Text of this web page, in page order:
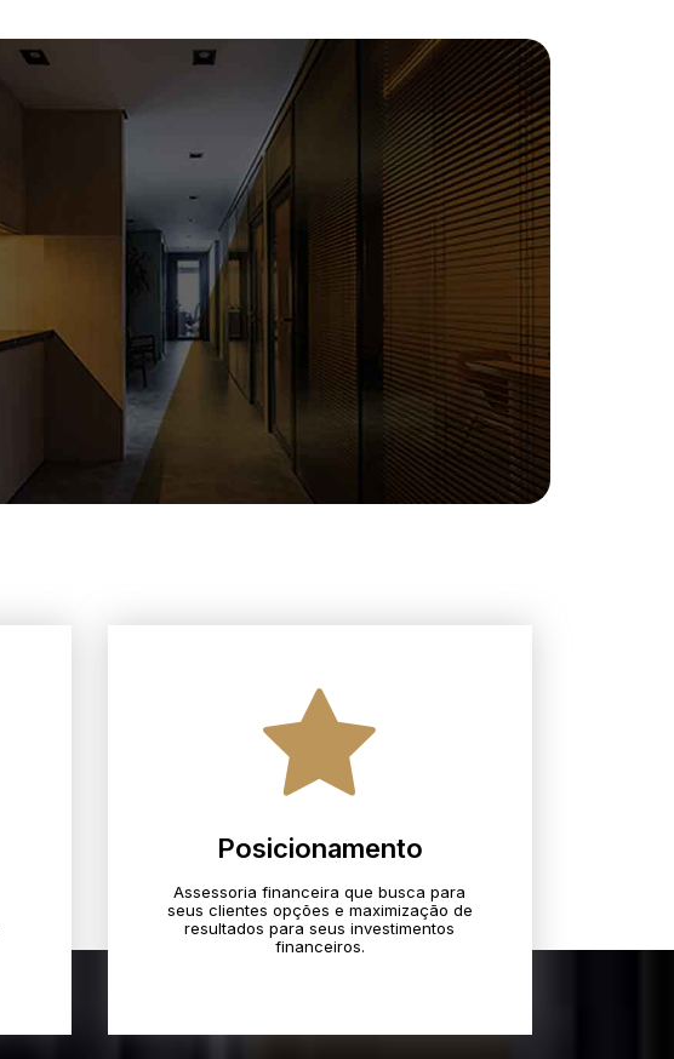
Posicionamento
Assessoria financeira que busca para
seus clientes opções e maximização de
resultados para seus investimentos
financeiros.